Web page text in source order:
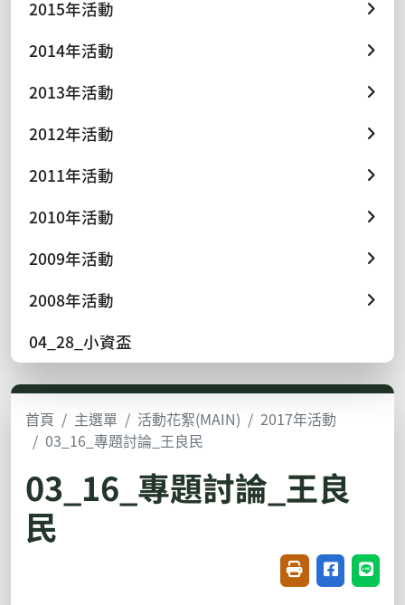
2015年活動
2014年活動
2013年活動
2012年活動
2011年活動
2010年活動
2009年活動
2008年活動
04_28_小資盃
首頁 主選單 活動花絮(MAIN)
2017年活動
03_16_專題討論_王良民
03_16_專題討論_王良
民
友善列印(開新視
分享至臉書
分享